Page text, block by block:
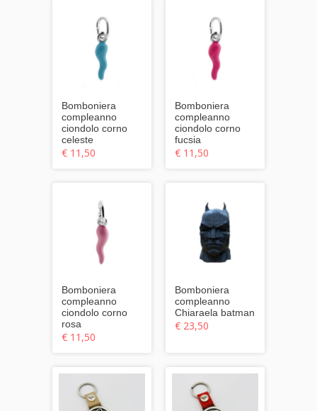
Bomboniera
compleanno
ciondolo corno
celeste
€ 11,50
Bomboniera
compleanno
ciondolo corno
fucsia
€ 11,50
Bomboniera
compleanno
ciondolo corno
rosa
€ 11,50
Bomboniera
compleanno
Chiaraela batman
€ 23,50